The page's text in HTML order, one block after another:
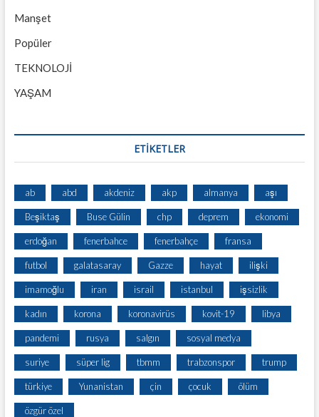
Manşet
Popüler
TEKNOLOJİ
YAŞAM
ETİKETLER
ab abd akdeniz akp almanya aşı
Beşiktaş Buse Gülin chp deprem ekonomi
erdoğan fenerbahce fenerbahçe fransa
futbol galatasaray Gazze hayat ilişki
imamoğlu iran israil istanbul işsizlik
kadın korona koronavirüs kovit-19 libya
pandemi rusya salgın sosyal medya
suriye süper lig tbmm trabzonspor trump
türkiye Yunanistan çin çocuk ölüm
özgür özel